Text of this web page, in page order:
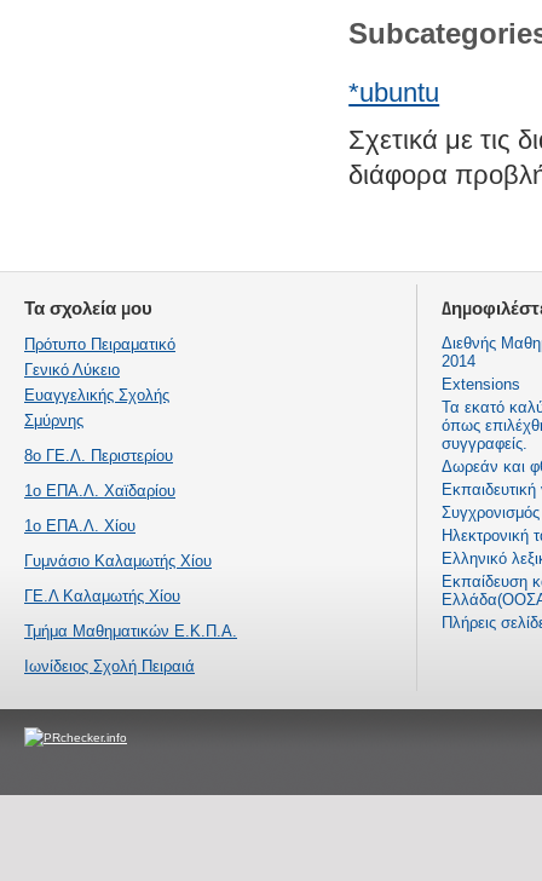
*ubuntu
Σχετικά με τις
διάφορα
Τα σχολεία μου
Πρότυπο Πειραματικό
Γενικό Λύκειο
Ευαγγελικής Σχολής
Σμύρνης
8ο ΓΕ.Λ. Περιστερίου
1ο ΕΠΑ.Λ. Χαϊδαρίου
1ο ΕΠΑ.Λ. Χίου
Γυμνάσιο Καλαμωτής Χίου
ΓΕ.Λ Καλαμωτής Χίου
Τμήμα Μαθηματικών Ε.Κ.Π.Α.
Ιωνίδειος Σχολή Πειραιά
Διεθνής
2014
Extensions
Τα εκατό
όπως
συγγραφείς.
Δωρεάν και
Ηλεκτρονική
Ελληνικό
Εκπαίδευση
Πλήρεις